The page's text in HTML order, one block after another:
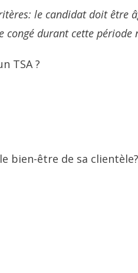
le candidat doit être
durant cette période
TSA ?
bien-être de sa clientèle?